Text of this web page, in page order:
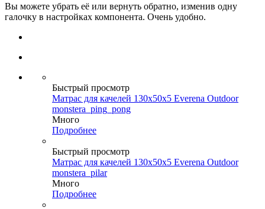
Вы можете убрать её или вернуть обратно, изменив одну
галочку в настройках компонента. Очень удобно.
Быстрый просмотр
Матрас для качелей 130х50х5 Everena Outdoor
monstera_ping_pong
Много
Подробнее
Быстрый просмотр
Матрас для качелей 130х50х5 Everena Outdoor
monstera_pilar
Много
Подробнее